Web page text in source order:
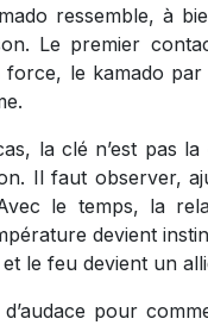
ressemble, à
Le premier
force, le kamado par
la clé n’est pas
Il faut observer,
le temps, la
devient
le feu devient un
pour